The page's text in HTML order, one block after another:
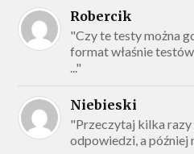
Robercik
"Czy te testy można
format właśnie
..."
Niebieski
"Przeczytaj kilka
odpowiedzi, a później